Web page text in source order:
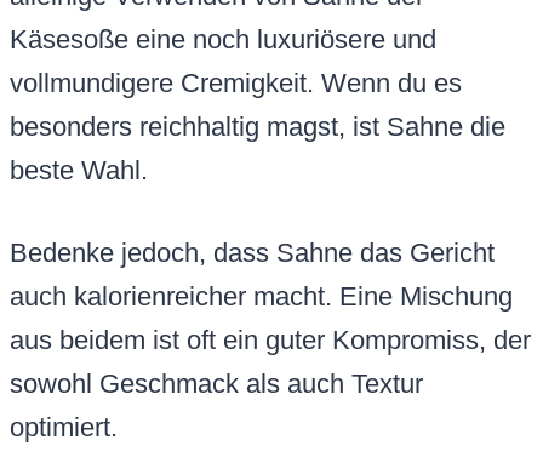
Käsesoße eine noch luxuriösere und
vollmundigere Cremigkeit. Wenn du es
besonders reichhaltig magst, ist Sahne die
beste Wahl.
Bedenke jedoch, dass Sahne das Gericht
auch kalorienreicher macht. Eine Mischung
aus beidem ist oft ein guter Kompromiss, der
sowohl Geschmack als auch Textur
optimiert.